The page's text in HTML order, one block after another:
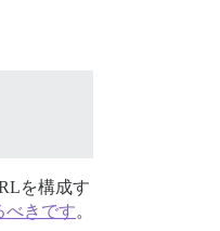
を構成す
べきです。